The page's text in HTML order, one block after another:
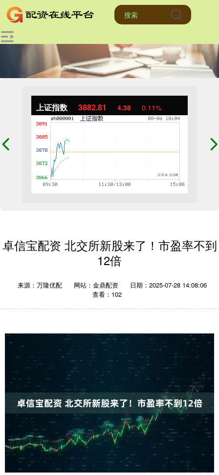
上证指数 3882.81 4.38 0.11%
卓信宝配资 北交所新股来了！市盈率不到
12倍
来源：万隆优配 网站：金鼎配资
日期：2025-07-28 14:08:06
查看：102